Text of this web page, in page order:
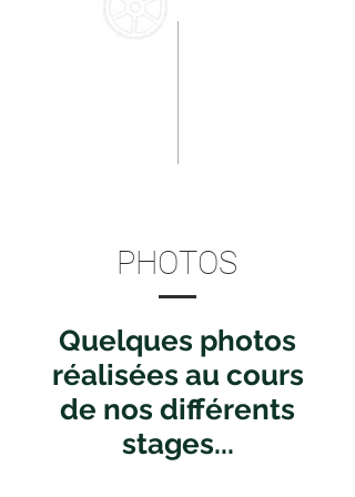
PHOTOS
Quelques photos
réalisées au cours
de nos différents
stages...